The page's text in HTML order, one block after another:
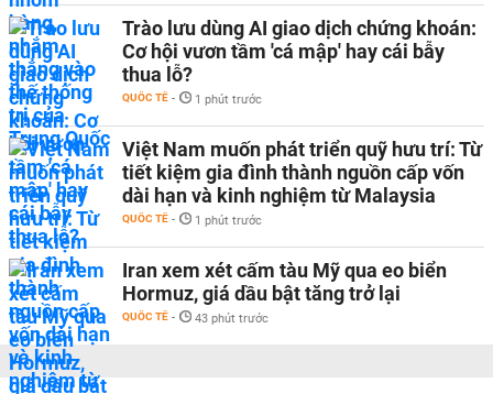
Trào lưu dùng AI giao dịch chứng khoán:
Cơ hội vươn tầm 'cá mập' hay cái bẫy
thua lỗ?
QUỐC TẾ - 1 phút trước
Việt Nam muốn phát triển quỹ hưu trí: Từ
tiết kiệm gia đình thành nguồn cấp vốn
dài hạn và kinh nghiệm từ Malaysia
QUỐC TẾ - 1 phút trước
Iran xem xét cấm tàu Mỹ qua eo biển
Hormuz, giá dầu bật tăng trở lại
QUỐC TẾ - 43 phút trước